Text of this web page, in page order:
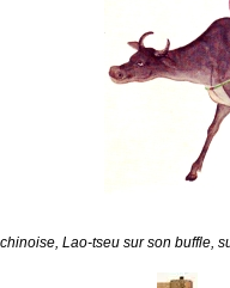
Lao-tseu sur son buffle,